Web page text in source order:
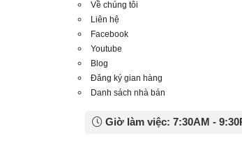
Về chúng tôi
Liên hệ
Facebook
Youtube
Blog
Đăng ký gian hàng
Danh sách nhà bán
Giờ làm việc: 7:30AM -